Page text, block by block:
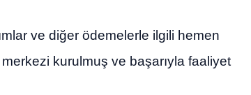
ve diğer ödemelerle ilgili hemen
kurulmuş ve başarıyla faaliyet